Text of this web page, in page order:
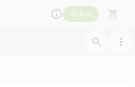
Войти